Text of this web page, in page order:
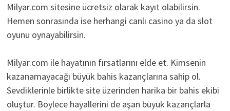
Milyar.com sitesine ücretsiz olarak kayıt olabilirsin.
Hemen sonrasında ise herhangi canlı casino ya da slot
oyunu oynayabilirsin.
Milyar.com ile hayatının fırsatlarını elde et. Kimsenin
kazanamayacağı büyük bahis kazançlarına sahip ol.
Sevdiklerinle birlikte site üzerinden harika bir bahis ekibi
oluştur. Böylece hayallerini de aşan büyük kazançlarla